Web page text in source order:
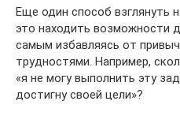
Еще один способ взглянуть
это находить возможности
самым избавляясь от
трудностями. Например,
«я не могу выполнить эту
достигну своей цели»?